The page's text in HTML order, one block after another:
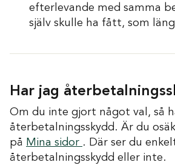
efterlevande med samma
själv skulle ha fått, som
Har jag
Om du inte gjort något val, så
återbetalningsskydd. Är du
på Mina sidor . Där ser du
återbetalningsskydd eller inte.